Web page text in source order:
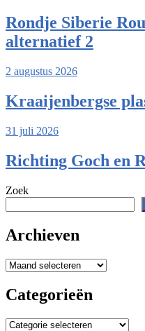
Rondje Siberie
alternatief 2
2 augustus 2026
Kraaijenbergse
31 juli 2026
Richting Goch en
Zoek
Archieven
Archieven
Categorieën
Categorieën